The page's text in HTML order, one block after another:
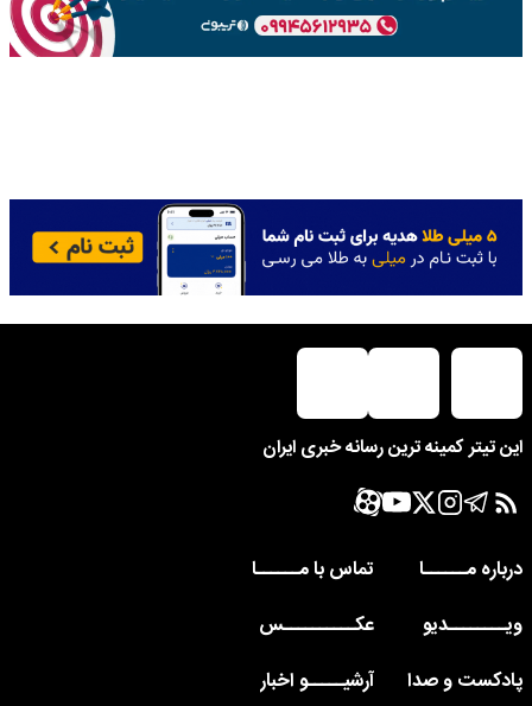
این تیتر کمینه ترین رسانه خبری ایران
درباره مــــــا
تماس با مــــــا
ویــــــــدیو
عکــــــــــس
پادکست و صدا
آرشیـــــو اخبار